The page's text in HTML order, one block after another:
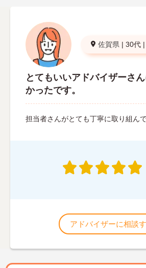
佐賀県 | 30代 |
とてもいいアドバイザーさ
かったです。
担当者さんがとても丁寧に取り組ん
アドバイザーに相談